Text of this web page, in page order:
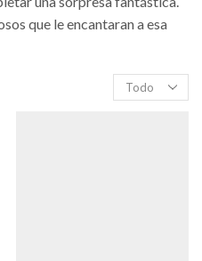
que le encantaran a esa
Filas
por